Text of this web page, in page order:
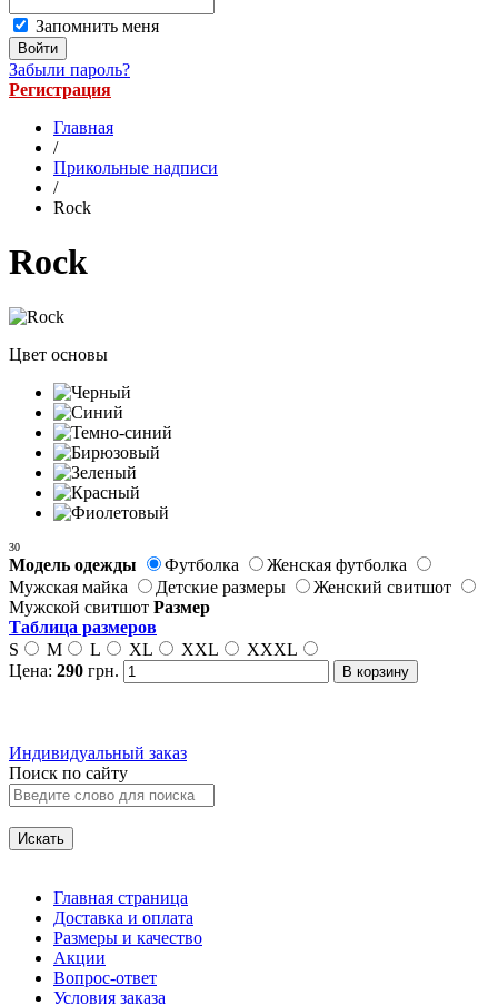
Запомнить меня
Забыли пароль?
Регистрация
Главная
/
Прикольные надписи
/
Rock
Rock
Цвет основы
30
Модель одежды Футболка
Женская футболка
Мужская майка
Детские размеры
Женский свитшот
Мужской свитшот Размер
Таблица размеров
S
M L XL XXL
XXXL
Цена: 290 грн.
Индивидуальный заказ
Поиск по сайту
Главная страница
Доставка и оплата
Размеры и качество
Акции
Вопрос-ответ
Условия заказа